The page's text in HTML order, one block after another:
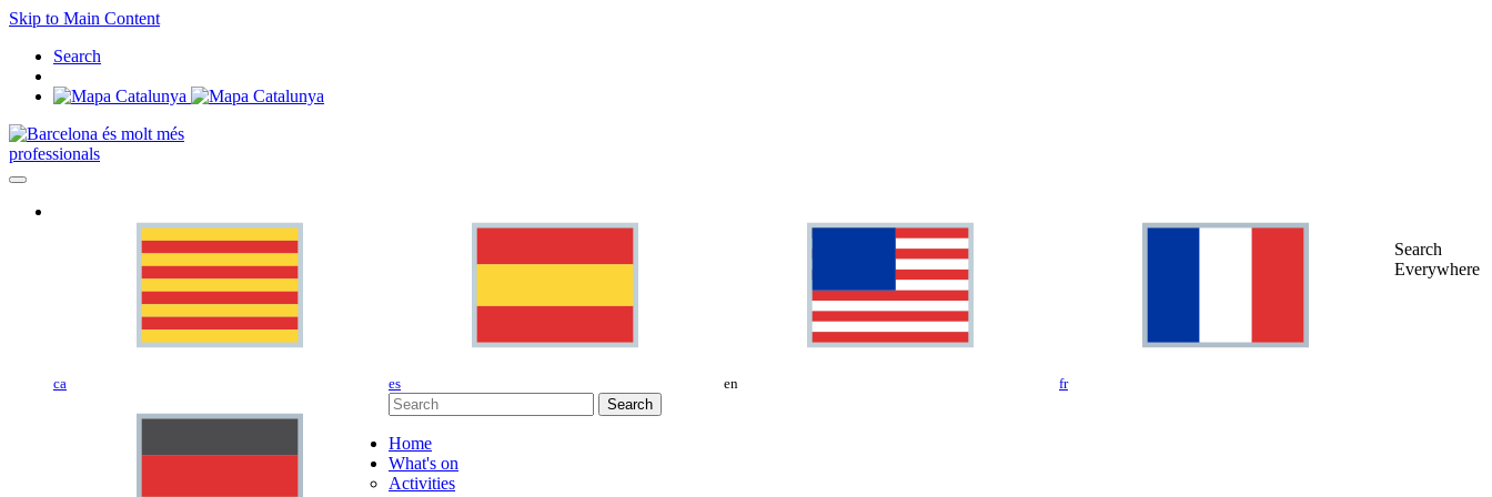
Skip to Main Content
Search
professionals
ca es en fr
Search
Everywhere
Search
Home
What's on
Activities